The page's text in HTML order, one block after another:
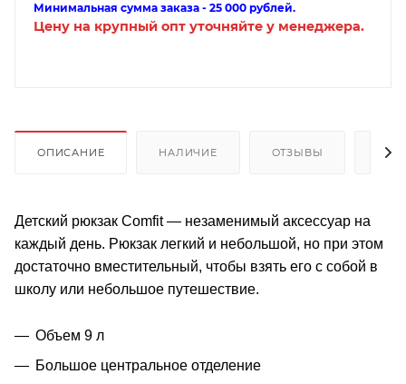
Минимальная сумма заказа - 25 000 рублей.
Цену на крупный опт уточняйте у менеджера.
ОПИСАНИЕ НАЛИЧИЕ ОТЗЫВЫ
Детский рюкзак Comfit — незаменимый аксессуар на
каждый день. Рюкзак легкий и небольшой, но при этом
достаточно вместительный, чтобы взять его с собой в
школу или небольшое путешествие.
Объем 9 л
Большое центральное отделение